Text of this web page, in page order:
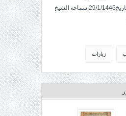
بتاريخ29/1/1446.سماحة الشيخ
زيارات